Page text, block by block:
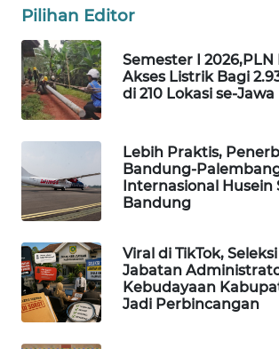
Pilihan Editor
Semester I 2026,PLN
Akses Listrik Bagi
di 210 Lokasi se-
Lebih Praktis,
Bandung-
Internasional Husein
Bandung
Viral di TikTok,
Jabatan
Kebudayaan
Jadi Perbincangan
MASYARAKAT
KELISTRIKAN
WALINKI
ID
ID
NET
PLN
WATCH